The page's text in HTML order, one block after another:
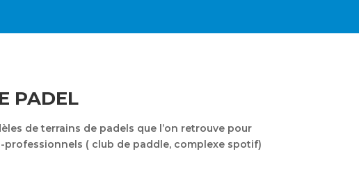
PADEL
de terrains de padels que l’on retrouve pour
( club de paddle, complexe spotif)